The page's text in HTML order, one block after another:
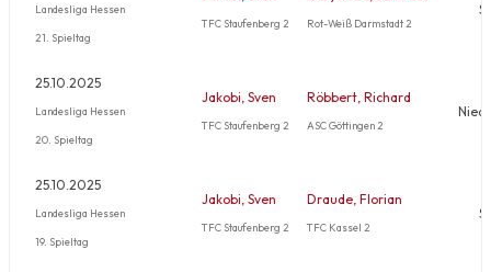
Landesliga Hessen
21. Spieltag
TFC Staufenberg 2 Rot-Weiß Darmstadt 2
25.10.2025
Landesliga Hessen
20. Spieltag
Jakobi, Sven
TFC Staufenberg 2
Röbbert, Richard
ASC Göttingen 2
25.10.2025
Landesliga Hessen
19. Spieltag
Jakobi, Sven
TFC Staufenberg 2
Draude, Florian
TFC Kassel 2